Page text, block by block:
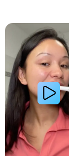
Lire la vidéo : Une jeune